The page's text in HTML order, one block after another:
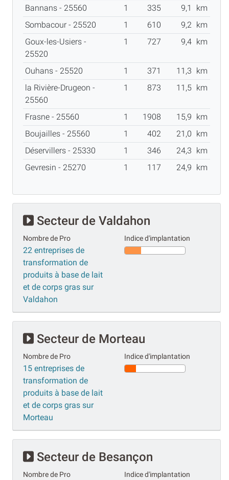
Bannans - 25560 1 335 9,1
km
Sombacour - 25520
1 610 9,2 km
Goux-les-Usiers -
25520
1 727 9,4 km
Ouhans - 25520 1 371 11,3
km
la Rivière-Drugeon -
25560
1 873 11,5 km
Frasne - 25560 1 1908 15,9
km
Boujailles - 25560
1 402 21,0
km
Déservillers - 25330
1 346 24,3
km
Gevresin - 25270
1 117 24,9 km
Secteur de Valdahon
Nombre de Pro
22 entreprises de
transformation de
produits à base de lait
et de corps gras sur
Valdahon
Indice d'implantation
Secteur de Morteau
Nombre de Pro
15 entreprises de
transformation de
produits à base de lait
et de corps gras sur
Morteau
Indice d'implantation
Secteur de Besançon
Nombre de Pro Indice d'implantation